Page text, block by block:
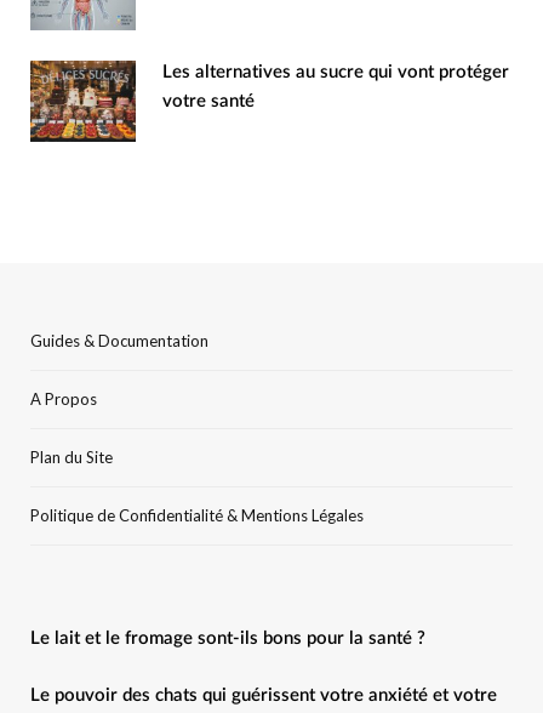
Les alternatives au sucre qui vont protéger
votre santé
Guides & Documentation
A Propos
Plan du Site
Politique de Confidentialité & Mentions Légales
Le lait et le fromage sont-ils bons pour la santé ?
Le pouvoir des chats qui guérissent votre anxiété et votre